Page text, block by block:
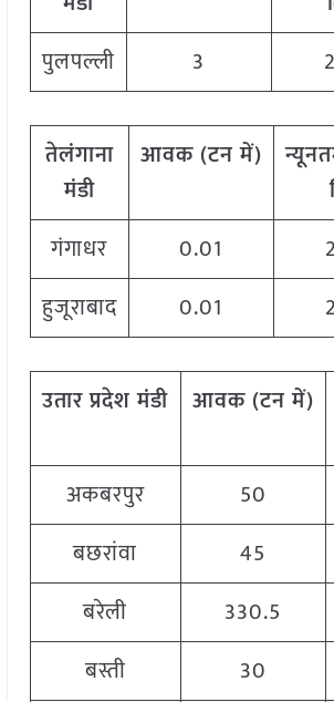
पुलपल्ली
3
तेलंगाना
मंडी
आवक (टनमें)
गंगाधर 0.01
हुजूराबाद
0.01
उतारप्रदेश मंडी आवक (टनमें)
अकबरपुर 50
बछरांवा
45
बरेली
330.5
बस्ती
30